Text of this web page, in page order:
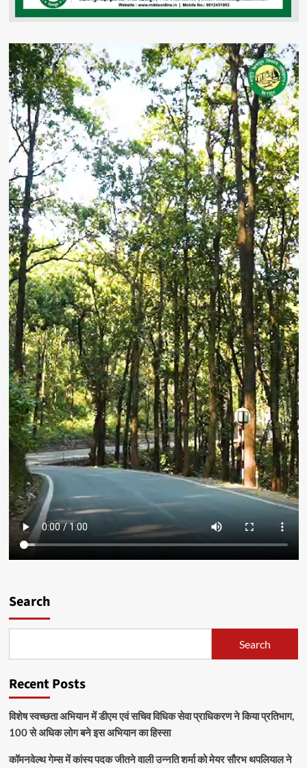
Search
Search
Recent Posts
विशेष स्वच्छता अभियान में डीएम एवं सचिव विधिक सेवा प्राधिकरण ने किया प्रतिभाग,
100 से अधिक लोग बने इस अभियान का हिस्सा
कॉमनवेल्थ गेम्स में कांस्य पदक जीतने वाली उन्नति शर्मा को मेयर सौरभ थपलियाल ने